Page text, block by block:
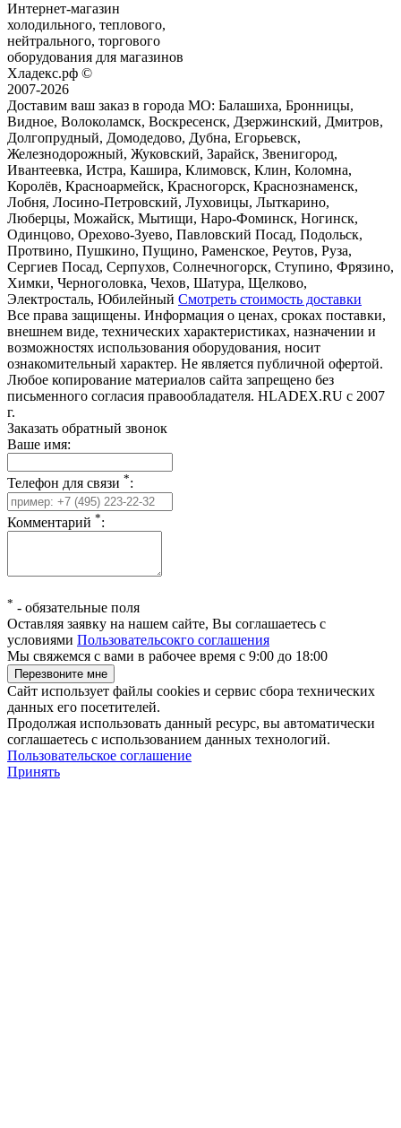
Интернет-магазин
холодильного, теплового,
нейтрального, торгового
оборудования для магазинов
Хладекс.рф ©
2007-2026
Доставим ваш заказ в города МО: Балашиха, Бронницы,
Видное, Волоколамск, Воскресенск, Дзержинский, Дмитров,
Долгопрудный, Домодедово, Дубна, Егорьевск,
Железнодорожный, Жуковский, Зарайск, Звенигород,
Ивантеевка, Истра, Кашира, Климовск, Клин, Коломна,
Королёв, Красноармейск, Красногорск, Краснознаменск,
Лобня, Лосино-Петровский, Луховицы, Лыткарино,
Люберцы, Можайск, Мытищи, Наро-Фоминск, Ногинск,
Одинцово, Орехово-Зуево, Павловский Посад, Подольск,
Протвино, Пушкино, Пущино, Раменское, Реутов, Руза,
Сергиев Посад, Серпухов, Солнечногорск, Ступино, Фрязино,
Химки, Черноголовка, Чехов, Шатура, Щелково,
Электросталь, Юбилейный Смотреть стоимость доставки
Все права защищены. Информация о ценах, сроках поставки,
внешнем виде, технических характеристиках, назначении и
возможностях использования оборудования, носит
ознакомительный характер. Не является публичной офертой.
Любое копирование материалов сайта запрещено без
письменного согласия правообладателя. HLADEX.RU c 2007
г.
Заказать обратный звонок
Ваше имя:
Телефон для связи *:
Комментарий *:
* - обязательные поля
Оставляя заявку на нашем сайте, Вы соглашаетесь с
условиями Пользовательсокго соглашения
Мы свяжемся с вами в рабочее время с 9:00 до 18:00
Сайт использует файлы cookies и сервис сбора технических
данных его посетителей.
Продолжая использовать данный ресурс, вы автоматически
соглашаетесь с использованием данных технологий.
Пользовательское соглашение
Принять